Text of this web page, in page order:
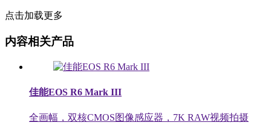
点击加载更多
内容相关产品
佳能EOS R6 Mark III
全画幅，双核CMOS图像感应器，7K RAW视频拍摄